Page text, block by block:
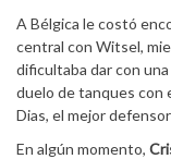
A Bélgica le costó
central con Witsel,
dificultaba dar con
duelo de tanques con
Dias, el mejor
En algún momento,